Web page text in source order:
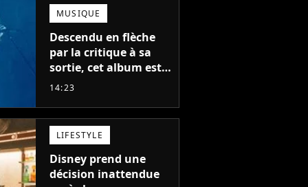
MUSIQUE
Descendu en flèche
par la critique à sa
sortie, cet album est
en train de devenir le
auteur
14:23
LIFESTYLE
Disney prend une
décision inattendue